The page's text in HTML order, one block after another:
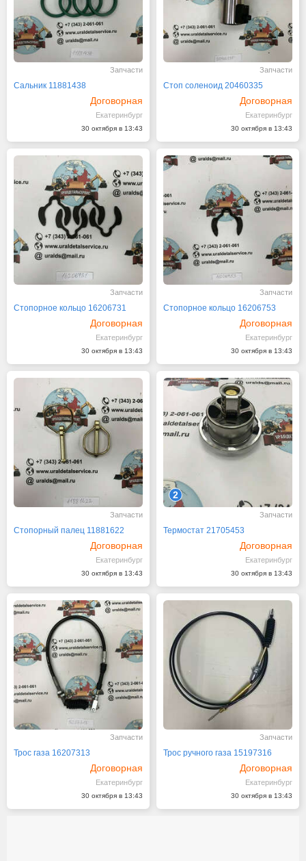
Запчасти
Сальник 11881438
Договорная
Екатеринбург
30 октября в 13:43
Запчасти
Стоп соленоид 20460335
Договорная
Екатеринбург
30 октября в 13:43
Запчасти
Стопорное кольцо 16206731
Договорная
Екатеринбург
30 октября в 13:43
Запчасти
Стопорное кольцо 16206753
Договорная
Екатеринбург
30 октября в 13:43
Запчасти
Стопорный палец 11881622
Договорная
Екатеринбург
30 октября в 13:43
2
Запчасти
Термостат 21705453
Договорная
Екатеринбург
30 октября в 13:43
Запчасти
Трос газа 16207313
Договорная
Екатеринбург
30 октября в 13:43
Запчасти
Трос ручного газа 15197316
Договорная
Екатеринбург
30 октября в 13:43